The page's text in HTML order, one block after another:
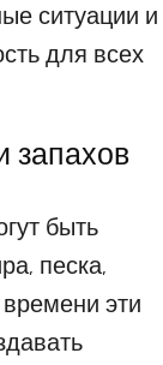
ситуации и
для всех
запахов
быть
песка,
эти